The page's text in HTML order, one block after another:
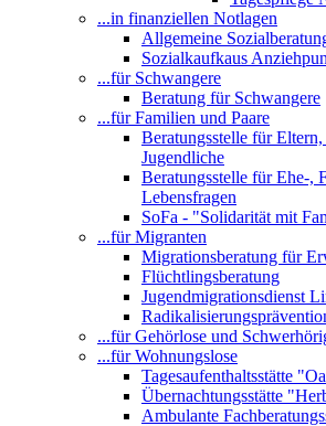
...in finanziellen Notlagen
Allgemeine
Sozialkaufkaus
...für Schwangere
Beratung für Schwangere
...für Familien und Paare
Beratungsstelle für
Jugendliche
Beratungsstelle für Ehe-,
Lebensfragen
SoFa - "Solidarität mit
...für Migranten
Migrationsberatung für
Flüchtlingsberatung
Jugendmigrationsdienst
...für Gehörlose und
...für Wohnungslose
Tagesaufenthaltsstätte
Übernachtungsstätte
Ambulante